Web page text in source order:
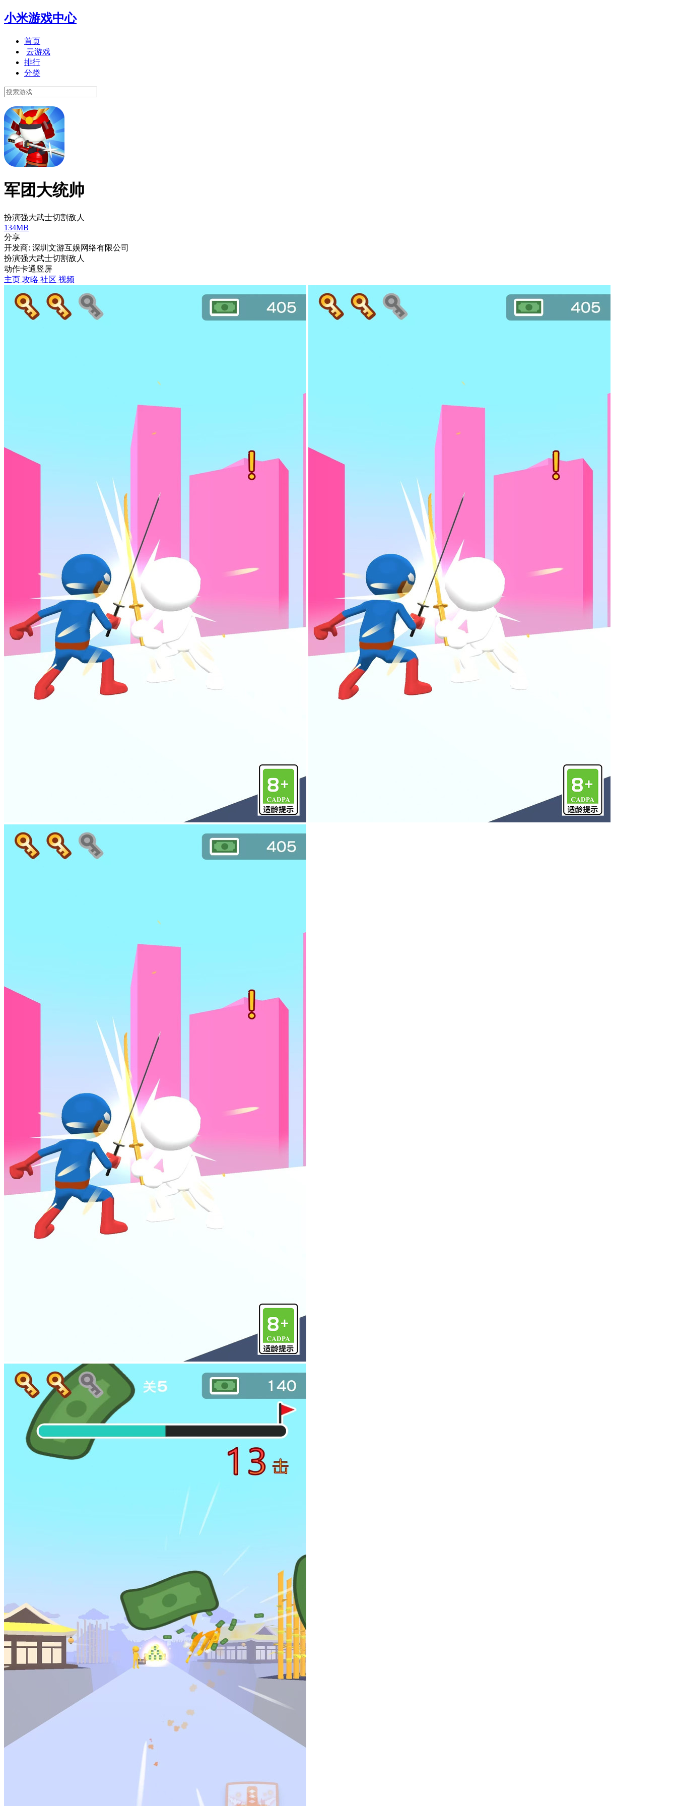
小米游戏中心
首页
云游戏
排行
分类
军团大统帅
扮演强大武士切割敌人
134MB
分享
开发商: 深圳文游互娱网络有限公司
扮演强大武士切割敌人
动作卡通竖屏
主页 攻略 社区 视频